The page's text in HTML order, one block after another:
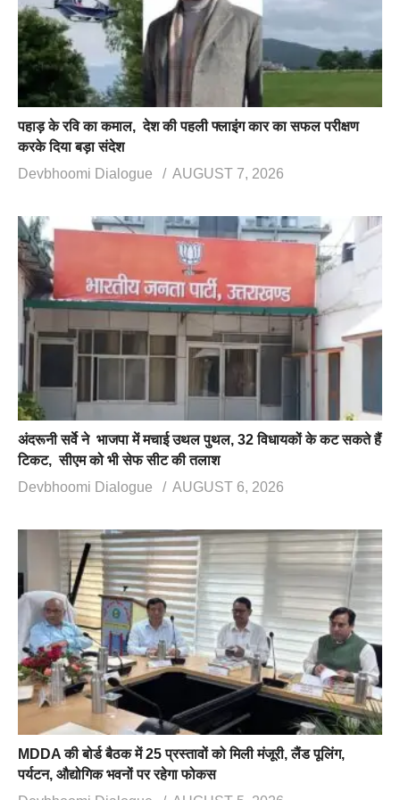
पहाड़ के रवि का कमाल, देश की पहली फ्लाइंग कार का सफल परीक्षण
करके दिया बड़ा संदेश
Devbhoomi Dialogue
AUGUST 7, 2026
अंदरूनी सर्वे ने भाजपा में मचाई उथल पुथल, 32 विधायकों के कट सकते हैं
टिकट, सीएम को भी सेफ सीट की तलाश
Devbhoomi Dialogue
AUGUST 6, 2026
MDDA की बोर्ड बैठक में 25 प्रस्तावों को मिली मंजूरी, लैंड पूलिंग,
पर्यटन, औद्योगिक भवनों पर रहेगा फोकस